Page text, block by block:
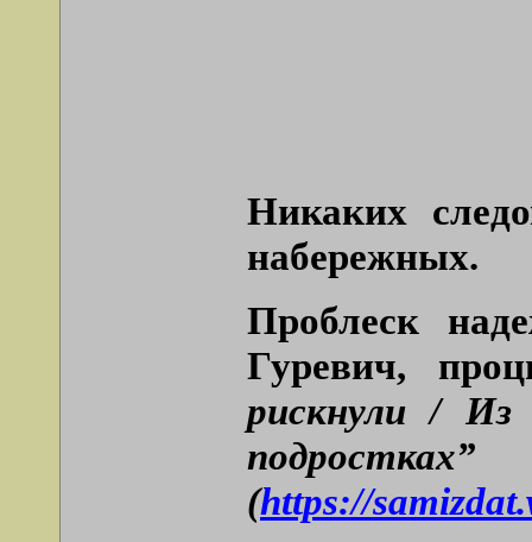
Никаких
набережных.
Проблеск
Гуревич,
рискнули / Из
подростках”
(https://